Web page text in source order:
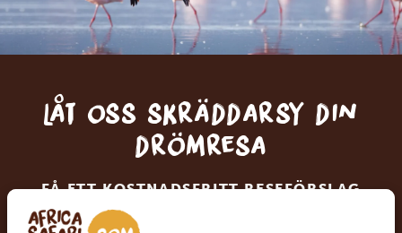
Låt oss skräddarsy din
drömresa
FÅ ETT KOSTNADSFRITT RESEFÖRSLAG